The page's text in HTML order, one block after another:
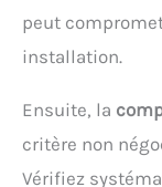
peut
installation.
Ensuite, la
critère non
Vérifiez